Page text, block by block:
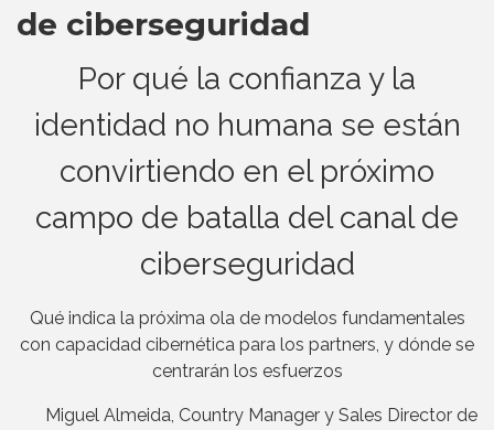
de ciberseguridad
Por qué la confianza y la
identidad no humana se están
convirtiendo en el próximo
campo de batalla del canal de
ciberseguridad
Qué indica la próxima ola de modelos fundamentales
con capacidad cibernética para los partners, y dónde se
centrarán los esfuerzos
Miguel Almeida, Country Manager y Sales Director de